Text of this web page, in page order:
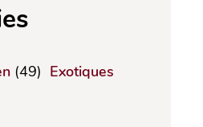
(49) Exotiques